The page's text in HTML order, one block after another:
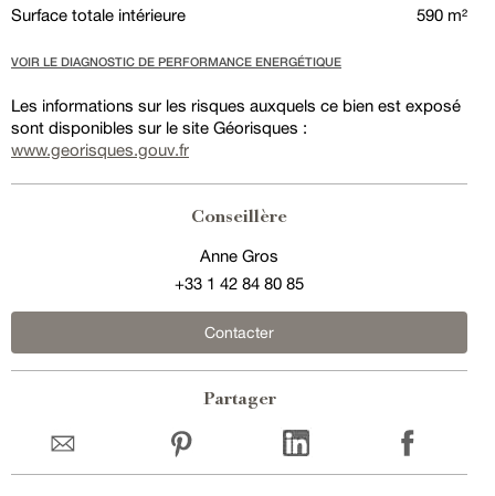
Surface totale intérieure
590 m²
VOIR LE DIAGNOSTIC DE PERFORMANCE ENERGÉTIQUE
Les informations sur les risques auxquels ce bien est exposé
sont disponibles sur le site Géorisques :
www.georisques.gouv.fr
Conseillère
Anne Gros
+33 1 42 84 80 85
Contacter
Partager